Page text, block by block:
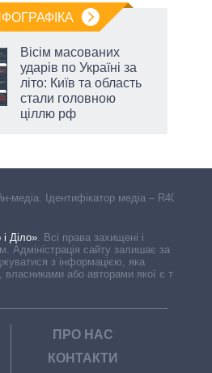
Вісім масованих
ударів по Україні за
літо: Київ та область
стали головною
ціллю рф
медіа. Ідентифікатор медіа – R40-
Діло». Всі права захищені і
Адміністрація сайту залишає за
з інформацією, яка
власниками або авторами якої є треті
ПРО НАС
КОНТАКТИ